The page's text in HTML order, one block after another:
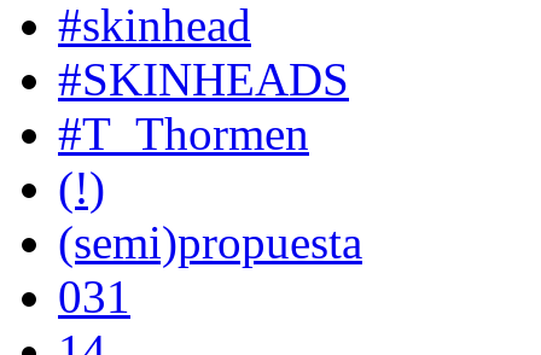
#skinhead
#SKINHEADS
#T_Thormen
(!)
(semi)propuesta
031